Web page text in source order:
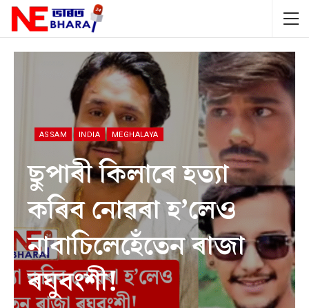
ASSAM INDIA MEGHALAYA
ছুপাৰী কিলাৰে হত্যা
কৰিব নোৱৰা হ’লেও
নাবাচিলেহেঁতেন ৰাজা
ৰঘুবংশী!